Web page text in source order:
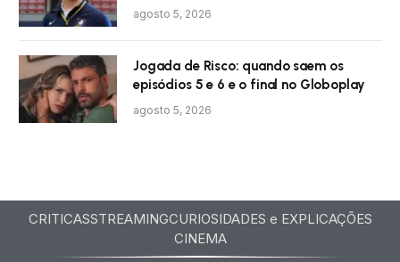
agosto 5, 2026
Jogada de Risco: quando saem os
episódios 5 e 6 e o final no Globoplay
agosto 5, 2026
CRITICASSTREAMINGCURIOSIDADES e EXPLICAÇÕES
CINEMA